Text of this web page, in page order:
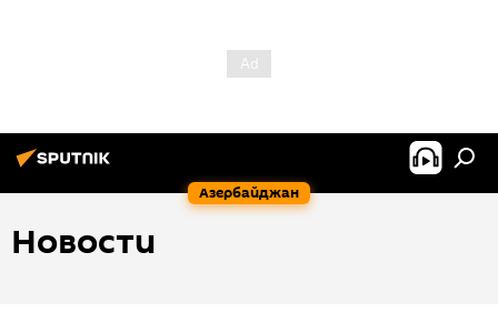
Азербайджан
Новости